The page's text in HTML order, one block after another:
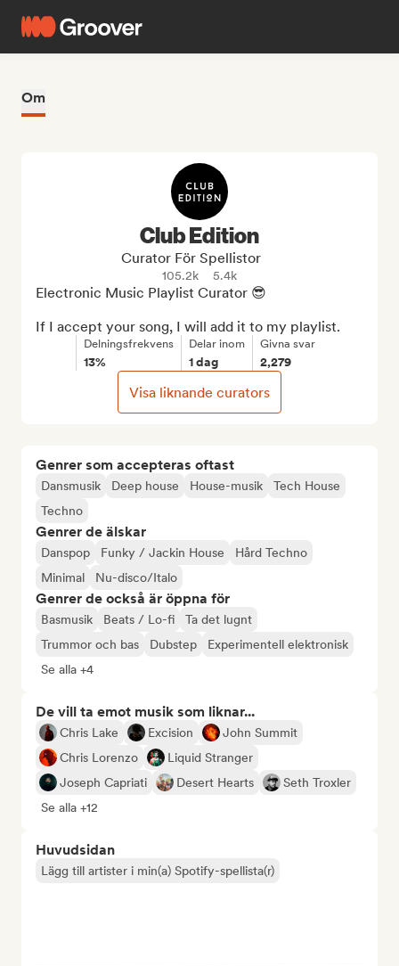
Om
Genrer som accepteras oftast
Dansmusik Deep house House-musik
Tech House
Techno
Genrer de älskar
Danspop Funky / Jackin House
Hård Techno
Minimal
Nu-disco/Italo
Genrer de också är öppna för
Basmusik Beats / Lo-fi
Ta det lugnt
Trummor och bas
Dubstep
Experimentell elektronisk
Se alla +4
De vill ta emot musik som liknar...
Chris Lake Excision
John Summit
Chris Lorenzo
Liquid Stranger
Joseph Capriati
Desert Hearts
Seth Troxler
Se alla +12
Huvudsidan
Lägg till artister i min(a) Spotify-spellista(r)
Club Edition
Curator För Spellistor
105.2k 5.4k
Electronic Music Playlist Curator 😎
If I accept your song, I will add it to my playlist.
Delningsfrekvens
13%
Delar inom
1 dag
Givna svar
2,279
Visa liknande curators